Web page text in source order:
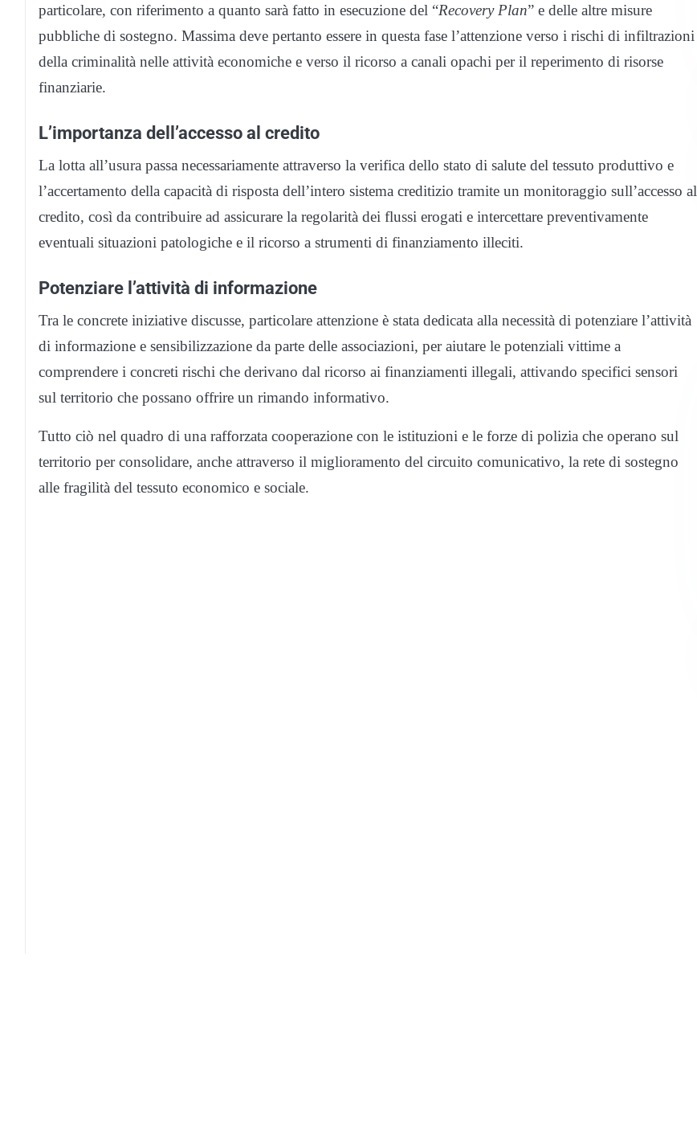
particolare, con riferimento a quanto sarà fatto in esecuzione del “Recovery Plan” e delle altre misure
pubbliche di sostegno. Massima deve pertanto essere in questa fase l’attenzione verso i rischi di infiltrazioni
della criminalità nelle attività economiche e verso il ricorso a canali opachi per il reperimento di risorse
finanziarie.
L’importanza dell’accesso al credito
La lotta all’usura passa necessariamente attraverso la verifica dello stato di salute del tessuto produttivo e
l’accertamento della capacità di risposta dell’intero sistema creditizio tramite un monitoraggio sull’accesso al
credito, così da contribuire ad assicurare la regolarità dei flussi erogati e intercettare preventivamente
eventuali situazioni patologiche e il ricorso a strumenti di finanziamento illeciti.
Potenziare l’attività di informazione
Tra le concrete iniziative discusse, particolare attenzione è stata dedicata alla necessità di potenziare l’attività
di informazione e sensibilizzazione da parte delle associazioni, per aiutare le potenziali vittime a
comprendere i concreti rischi che derivano dal ricorso ai finanziamenti illegali, attivando specifici sensori
sul territorio che possano offrire un rimando informativo.
Tutto ciò nel quadro di una rafforzata cooperazione con le istituzioni e le forze di polizia che operano sul
territorio per consolidare, anche attraverso il miglioramento del circuito comunicativo, la rete di sostegno
alle fragilità del tessuto economico e sociale.